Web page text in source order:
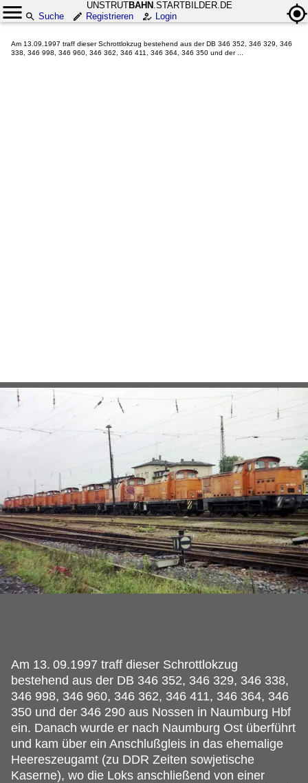
UNSTRUTBAHN .STARTBILDER.DE
Suche
Registrieren Login
Am 13.09.1997 traff dieser Schrottlokzug bestehend aus der DB 346 352, 346 329, 346
338, 346 998, 346 960, 346 362, 346 411, 346 364, 346 350 und der ...
Am 13. 09.1997 traff dieser Schrottlokzug
bestehend aus der DB 346 352, 346 329, 346 338,
346 998, 346 960, 346 362, 346 411, 346 364, 346
350 und der 346 290 aus Nossen in Naumburg Hbf
ein. Danach wurde er nach Naumburg Ost überführt
und kam über ein Anschlußgleis in das ehemalige
Heereszeugamt (zu DDR Zeiten sowjetische
Kaserne), wo die Loks anschließend von einer